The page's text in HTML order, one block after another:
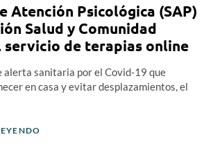
Atención Psicológica (SAP)
Salud y Comunidad
de terapias online
alerta sanitaria por el Covid-19 que
en casa y evitar desplazamientos, el